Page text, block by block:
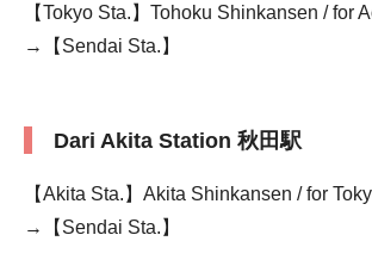
【Tokyo Sta.】Tohoku Shinkansen / for
→【Sendai Sta.】
Dari Akita Station 秋田駅
【Akita Sta.】Akita Shinkansen / for
→【Sendai Sta.】